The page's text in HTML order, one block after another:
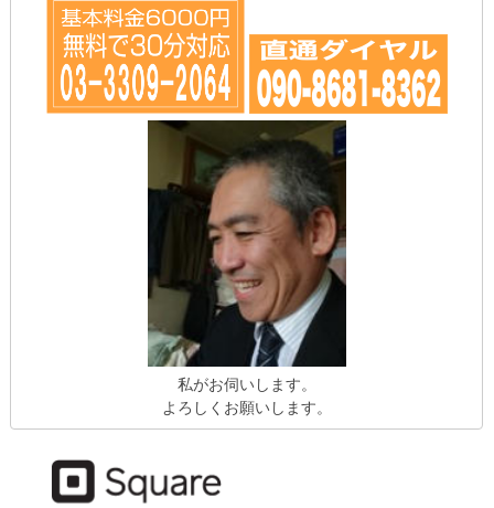
私がお伺いします。
よろしくお願いします。